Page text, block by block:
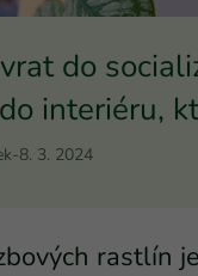
do
interiéru,
-8. 3. 2024
rastlín